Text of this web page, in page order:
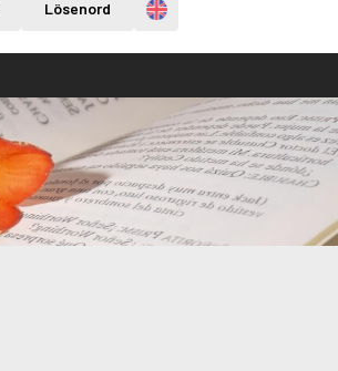
Lösenord Engelska